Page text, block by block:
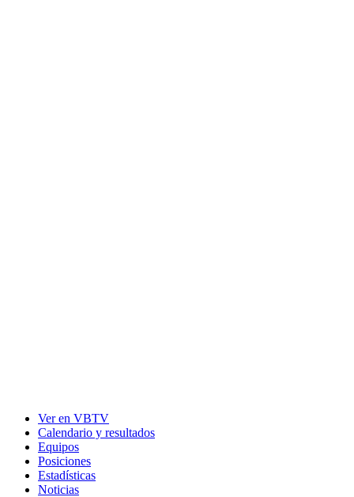
Ver en VBTV
Calendario y resultados
Equipos
Posiciones
Estadísticas
Noticias